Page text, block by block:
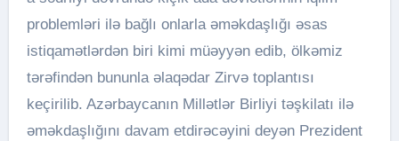
problemləri ilə bağlı onlarla əməkdaşlığı əsas
istiqamətlərdən biri kimi müəyyən edib, ölkəmiz
tərəfindən bununla əlaqədar Zirvə toplantısı
keçirilib. Azərbaycanın Millətlər Birliyi təşkilatı ilə
əməkdaşlığını davam etdirəcəyini deyən Prezident